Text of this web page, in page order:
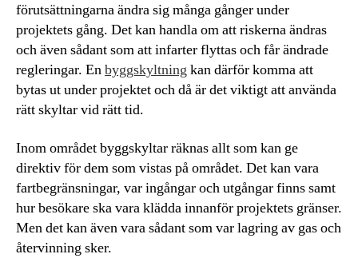
förutsättningarna ändra sig många gånger under
projektets gång. Det kan handla om att riskerna ändras
och även sådant som att infarter flyttas och får ändrade
regleringar. Enbyggskyltningkan därför komma att
bytas ut under projektet och då är det viktigt att använda
rätt skyltar vid rätt tid.
Inom området byggskyltar räknas allt som kan ge
direktiv för dem som vistas på området. Det kan vara
fartbegränsningar, var ingångar och utgångar finns samt
hur besökare ska vara klädda innanför projektets gränser.
Men det kan även vara sådant som var lagring av gas och
återvinning sker.